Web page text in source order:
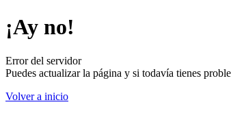
¡Ay no!
Error del servidor
Puedes actualizar la página y si todavía tienes
Volver a inicio